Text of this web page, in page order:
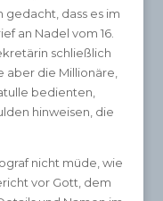
gedacht, dass es im
an Nadel vom 16.
schließlich
aber die Millionäre,
bedienten,
hinweisen, die
nicht müde, wie
vor Gott, dem